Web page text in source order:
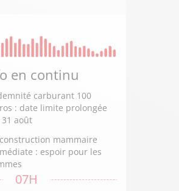
en continu
carburant 100
: date limite prolongée
août
mammaire
: espoir pour les
07H